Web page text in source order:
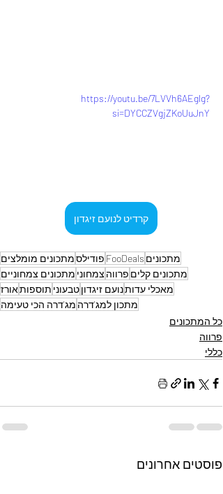
https://youtu.be/7LVVh6AEglg?
si=DYCCZVgjZKoUuJnY
קרדיט לנועם זיגדון
מתכונים FooDeals פודילסמתכונים מומלצים
מתכונים קלים פרווה צמחוני מתכונים צמחוניים
מאכלי עדותנועם זיגדוןטבעוני תוספותאורז
מתכון למג'דרה מג'דרה הכי טעימה
כל המתכונים
פרווה
כללי
פוסטים אחרונים